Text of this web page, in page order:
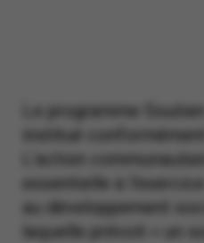
Le programme
institué
L’action
essentielle à
au développement
laquelle prévoit « un